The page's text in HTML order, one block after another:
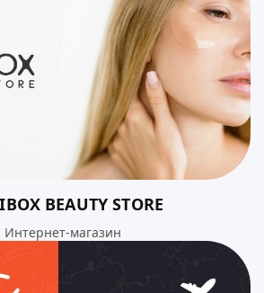
BEAUTY STORE
Интернет-магазин